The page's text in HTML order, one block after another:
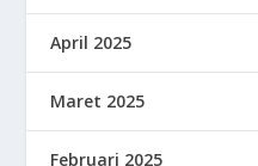
April 2025
Maret 2025
Februari 2025